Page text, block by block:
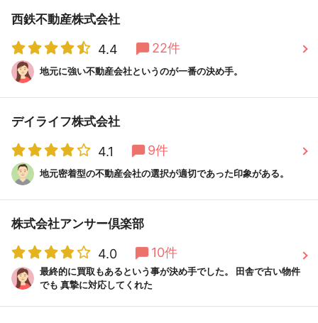
西鉄不動産株式会社
4.4 22件
地元に強い不動産会社というのが一番の決め手。
デイライフ株式会社
4.1 9件
地元密着型の不動産会社の選択が適切であった印象がある。
株式会社アンサー倶楽部
4.0 10件
最終的に買取もあるという事が決め手でした。 田舎で古い物件
でも 真摯に対応してくれた